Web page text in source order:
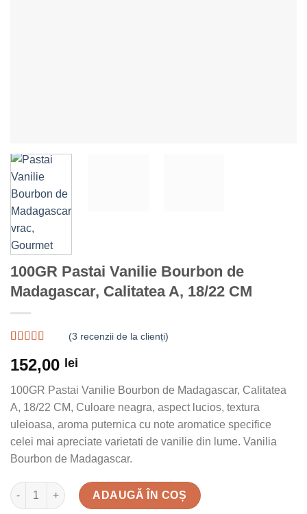
100GR Pastai Vanilie Bourbon de
Madagascar, Calitatea A, 18/22 CM
4.67din 5
pe baza a
evaluări de
la clienți
(3 recenzii de la clienți)
152,00 lei
100GR Pastai Vanilie Bourbon de Madagascar, Calitatea
A, 18/22 CM, Culoare neagra, aspect lucios, textura
uleioasa, aroma puternica cu note aromatice specifice
celei mai apreciate varietati de vanilie din lume. Vanilia
Bourbon de Madagascar.
Cantitate 100GR Pastai Vanilie Bourbon de Madagascar,
ADAUGĂ ÎN COȘ